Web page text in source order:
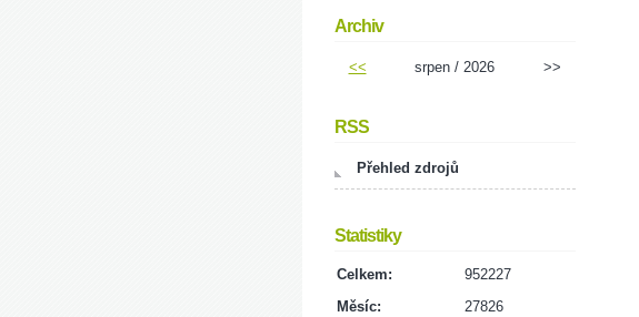
Archiv
<< srpen / 2026 >>
RSS
Přehled zdrojů
Statistiky
Celkem:
952227
Měsíc:
27826